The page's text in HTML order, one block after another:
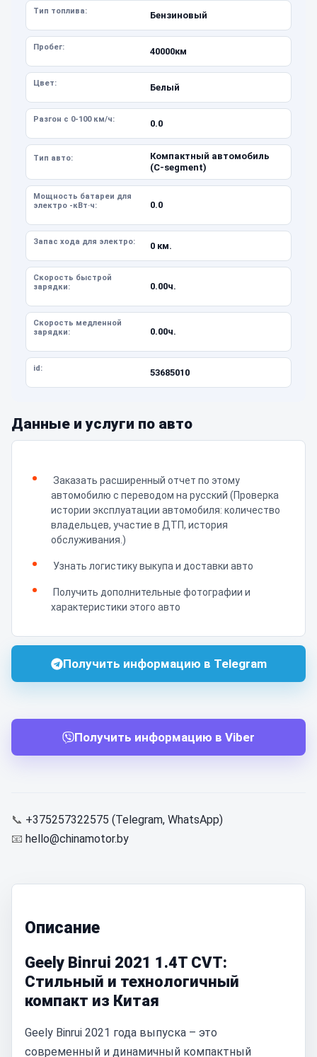
Тип топлива: Бензиновый
Пробег: 40000км
Цвет: Белый
Разгон с 0-100 км/ч: 0.0
Тип авто:
Компактный автомобиль
(C-segment)
Мощность батареи для
электро -кВт·ч:
0.0
Запас хода для электро: 0 км.
Скорость быстрой
зарядки:
0.00ч.
Скорость медленной
зарядки:
0.00ч.
id: 53685010
Данные и услуги по авто
Заказать расширенный отчет по этому
автомобилю с переводом на русский (Проверка
истории эксплуатации автомобиля: количество
владельцев, участие в ДТП, история
обслуживания.)
Узнать логистику выкупа и доставки авто
Получить дополнительные фотографии и
характеристики этого авто
Получить информацию в Telegram
Получить информацию в Viber
📞 +375257322575 (Telegram, WhatsApp)
📧 hello@chinamotor.by
Описание
Geely Binrui 2021 1.4T CVT:
Стильный и технологичный
компакт из Китая
Geely Binrui 2021 года выпуска – это
современный и динамичный компактный